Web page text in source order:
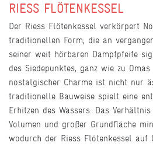
RIESS FLÖTENKESSEL
Der Riess Flötenkessel verkörpert
traditionellen Form, die an
seiner weit hörbaren Dampfpfeife
des Siedepunktes, ganz wie zu
nostalgischer Charme ist nicht nur
traditionelle Bauweise spielt eine
Erhitzen des Wassers: Das
Volumen und großer Grundfläche
wodurch der Riess Flötenkessel auf